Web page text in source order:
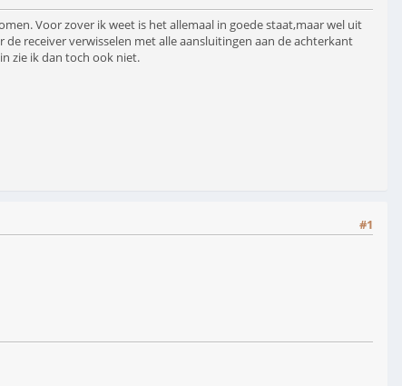
Voor zover ik weet is het allemaal in goede staat,maar wel uit
receiver verwisselen met alle aansluitingen aan de achterkant
zie ik dan toch ook niet.
#1